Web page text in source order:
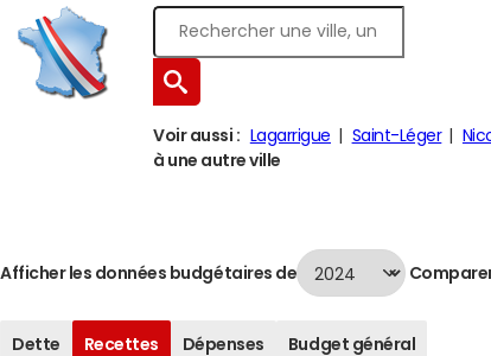
Voir aussi : Lagarrigue Saint-Léger
à une autre ville
Afficher les données budgétaires de
Dette Recettes Dépenses Budget général